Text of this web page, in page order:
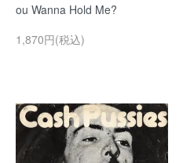
ou Wanna Hold Me?
1,870円(税込)